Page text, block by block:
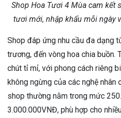
Shop Hoa Tươi 4 Mùa cam kết
tươi mới, nhập khẩu mỗi ngày
Shop đáp ứng nhu cầu đa dạng
trương, đến vòng hoa chia buồn.
chút tỉ mỉ, với phong cách riêng
không ngừng của các nghệ nhân
shop thường nằm trong mức
3.000.000VNĐ, phù hợp cho